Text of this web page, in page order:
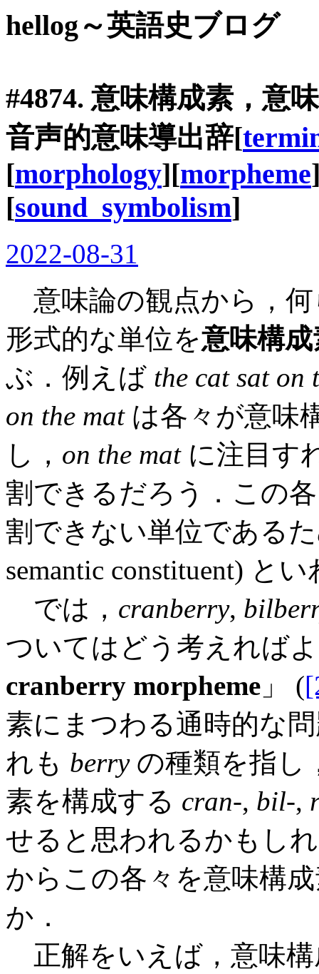
hellog～英語史ブログ
#4874. 意味構成素，意
音声的意味導出辞[
[morphology][morpheme
[sound_symbolism]
2022-08-31
意味論の観点から，
形式的な単位を意味構成
ぶ．例えば the cat sat on
on the matは各々が意味
し， on the matに注目す
割できるだろう．この
割できない単位である
semantic constituent) と
では， cranberry,
ついてはどう考えれば
cranberry morpheme 」 (
素にまつわる通時的な
れも berryの種類を指し
素を構成する cran-, bil-,
せると思われるかもし
からこの各々を意味構
か．
正解をいえば，意味